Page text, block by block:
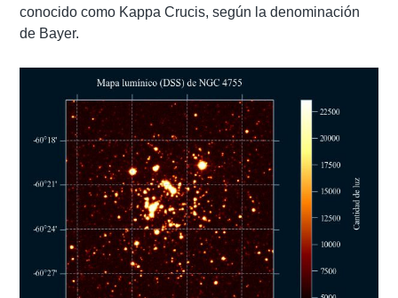
conocido como Kappa Crucis, según la denominación
de Bayer.